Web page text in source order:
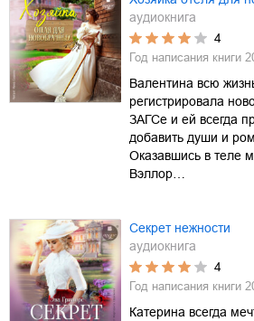
аудиокнига
4
Год написания книги
Валентина всю
регистрировала
ЗАГСе и ей всегда
добавить души и
Оказавшись в теле
Вэллор…
Секрет нежности
аудиокнига
4
Год написания книги
Катерина всегда